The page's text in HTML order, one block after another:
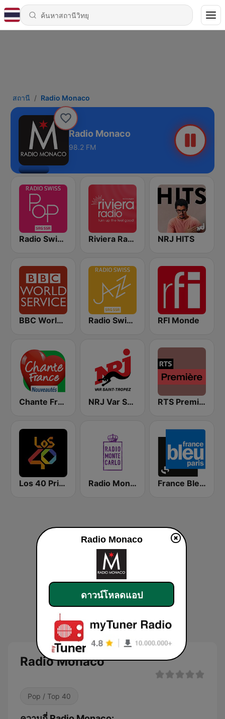
สถานี Radio Monaco
Radio Monaco
98.2 FM
Radio Swiss Pop Riviera Radio NRJ HITS
BBC World Service Radio Swiss Jazz RFI Monde
Chante France Nouveautés NRJ Var Saint Tropez RTS Première
Los 40 Principales Radio Monte Carlo France Bleu Ile-de-France
Radio Monaco
Pop / Top 40
Radio Monaco
ดาวน์โหลดแอป